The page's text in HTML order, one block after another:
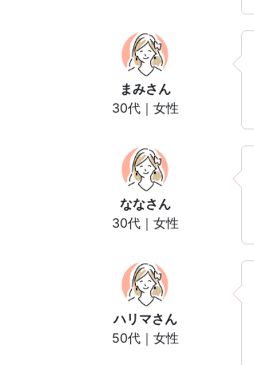
まみさん
30代｜女性
ななさん
30代｜女性
ハリマさん
50代｜女性